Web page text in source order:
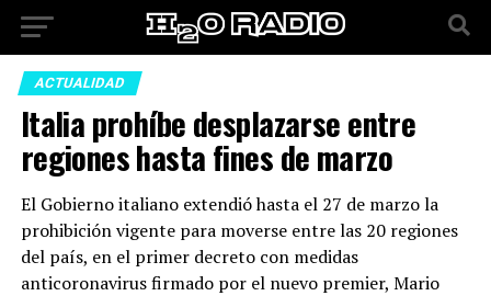
ACTUALIDAD
Italia prohíbe desplazarse entre
regiones hasta fines de marzo
El Gobierno italiano extendió hasta el 27 de marzo la
prohibición vigente para moverse entre las 20 regiones
del país, en el primer decreto con medidas
anticoronavirus firmado por el nuevo premier, Mario